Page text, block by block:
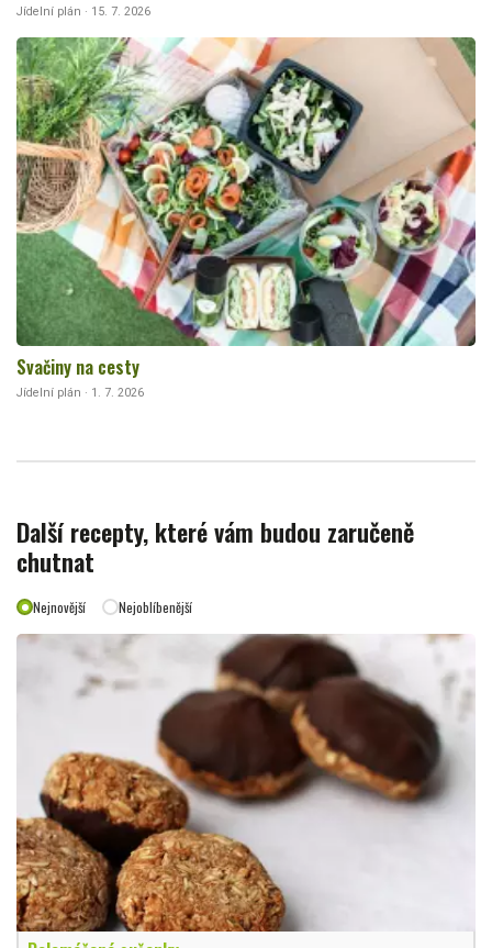
Jídelní plán · 15. 7. 2026
Svačiny na cesty
Jídelní plán · 1. 7. 2026
Další recepty, které vám budou zaručeně
chutnat
Nejnovější Nejoblíbenější